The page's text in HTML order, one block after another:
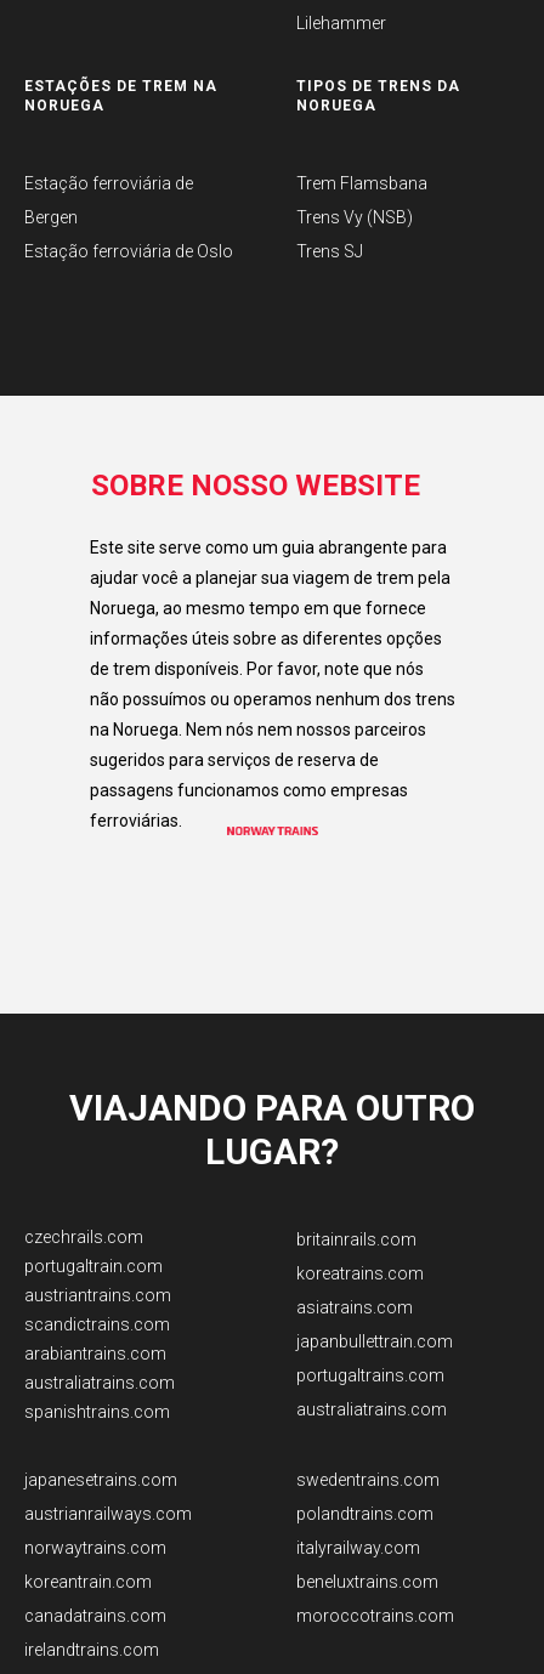
Lilehammer
ESTAÇÕES DE TREM NA
NORUEGA
Estação ferroviária de
Bergen
Estação ferroviária de Oslo
TIPOS DE TRENS DA
NORUEGA
Trem Flamsbana
Trens Vy (NSB)
Trens SJ
SOBRE NOSSO WEBSITE
Este site serve como um guia abrangente para
ajudar você a planejar sua viagem de trem pela
Noruega, ao mesmo tempo em que fornece
informações úteis sobre as diferentes opções
de trem disponíveis. Por favor, note que nós
não possuímos ou operamos nenhum dos trens
na Noruega. Nem nós nem nossos parceiros
sugeridos para serviços de reserva de
passagens funcionamos como empresas
ferroviárias.
VIAJANDO PARA OUTRO
LUGAR?
czechrails.com
portugaltrain.com
austriantrains.com
scandictrains.com
arabiantrains.com
australiatrains.com
​spanishtrains.com
britainrails.com
koreatrains.com
asiatrains.com
japanbullettrain.com
​portugaltrains.com
australiatrains.com
​japanesetrains.com
austrianrailways.com
norwaytrains.com
koreantrain.com
canadatrains.com
irelandtrains.com
swedentrains.com
​polandtrains.com​
italyrailway.com
beneluxtrains.com
moroccotrains.com